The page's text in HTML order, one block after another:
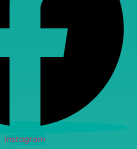
Instagram